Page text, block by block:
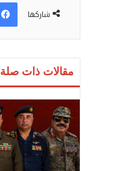
شاركها
مقالات ذات صلة